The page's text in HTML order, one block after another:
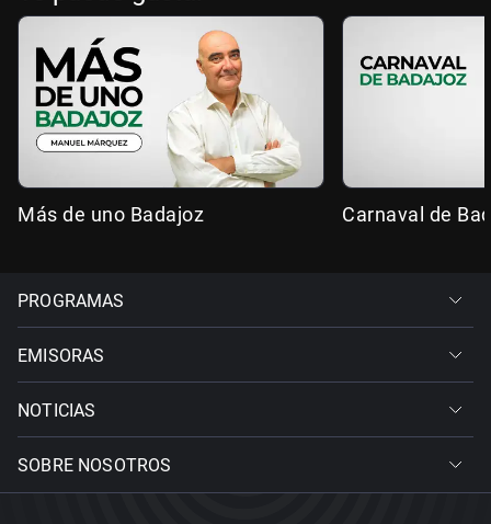
Más de uno Badajoz Carnaval de
PROGRAMAS
EMISORAS
NOTICIAS
SOBRE NOSOTROS